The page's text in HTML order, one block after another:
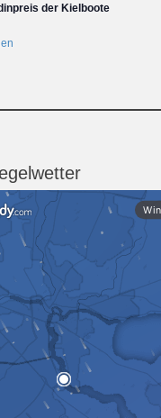
der Kielboote